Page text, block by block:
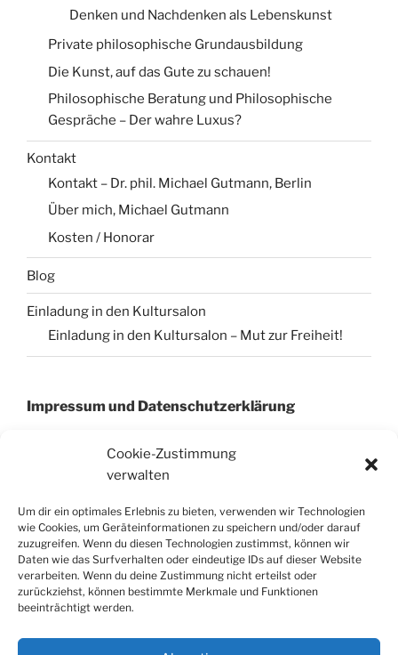
Cookie-Zustimmung
verwalten
Um dir ein optimales Erlebnis zu bieten, verwenden wir Technologien
wie Cookies, um Geräteinformationen zu speichern und/oder darauf
zuzugreifen. Wenn du diesen Technologien zustimmst, können wir
Daten wie das Surfverhalten oder eindeutige IDs auf dieser Website
verarbeiten. Wenn du deine Zustimmung nicht erteilst oder
zurückziehst, können bestimmte Merkmale und Funktionen
beeinträchtigt werden.
Denken und Nachdenken als Lebenskunst
Private philosophische Grundausbildung
Die Kunst, auf das Gute zu schauen!
Philosophische Beratung und Philosophische
Gespräche – Der wahre Luxus?
Kontakt
Kontakt – Dr. phil. Michael Gutmann, Berlin
Über mich, Michael Gutmann
Kosten / Honorar
Blog
Einladung in den Kultursalon
Einladung in den Kultursalon – Mut zur Freiheit!
Impressum und Datenschutzerklärung
Cookie-Richtinie (EU)
SUCHE IN ALLEN SEITEN UND BEITRÄGEN
AUF SOKRATESBERLIN